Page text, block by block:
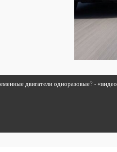
двигатели одноразовые? -